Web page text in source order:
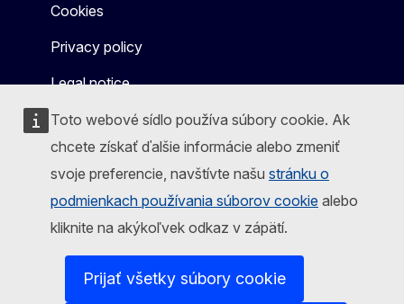
Toto webové sídlo používa súbory cookie. Ak
chcete získať ďalšie informácie alebo zmeniť
svoje preferencie, navštívte našu stránku o
podmienkach používania súborov cookie alebo
kliknite na akýkoľvek odkaz v zápätí.
Prijať všetky súbory cookie
Cookies
Privacy policy
Legal notice